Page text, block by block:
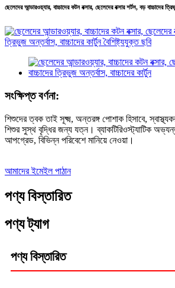
ছেলেদের আন্ডারওয়্যার, বাচ্চাদের কটন বক্সার, ছেলেদের বক্সার শর্টস, বড় বাচ্চাদের
সংক্ষিপ্ত বর্ণনা:
শিশুদের ত্বক তাই সূক্ষ্ম, অন্তরঙ্গ পোশাক হিসাবে,
শিশুর সুস্থ বৃদ্ধির জন্য যত্ন। ব্যাকটিরিওস্ট্যাটিক
আপগ্রেড, বিভিন্ন পরিবেশে মানিয়ে নেওয়া।
আমাদের ইমেইল পাঠান
পণ্য বিস্তারিত
পণ্য ট্যাগ
পণ্য বিস্তারিত